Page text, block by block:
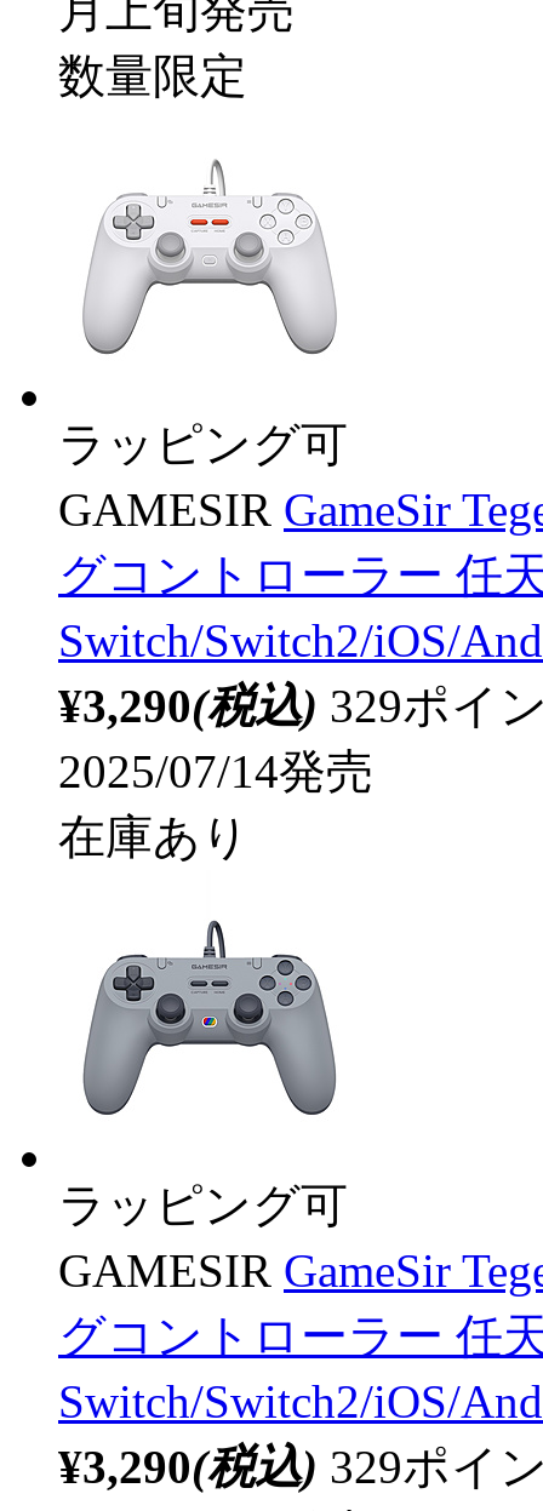
月上旬発売
数量限定
ラッピング可
GAMESIR GameSir
グコントローラー 任
Switch/Switch2/iOS/
¥3,290(税込) 329ポイ
2025/07/14発売
在庫あり
ラッピング可
GAMESIR GameSir
グコントローラー 任
Switch/Switch2/iOS/
¥3,290(税込) 329ポイ